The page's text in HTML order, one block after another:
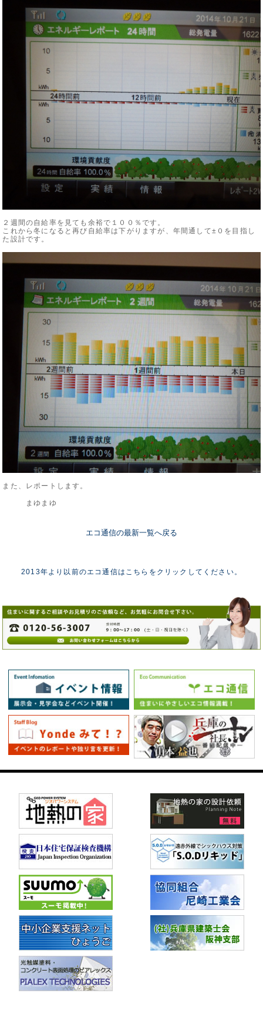
２週間の自給率を見ても余裕で１００％です。
これから冬になると再び自給率は下がりますが、年間通して±０を目指し
た設計です。
また、レポートします。
まゆまゆ
エコ通信の最新一覧へ戻る
2013年より以前のエコ通信はこちらをクリックしてください。